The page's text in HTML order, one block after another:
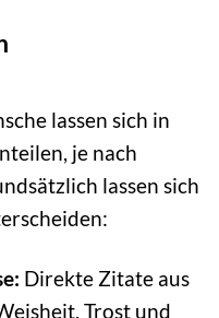
lassen sich in
je nach
lassen sich
Direkte Zitate aus
Trost und